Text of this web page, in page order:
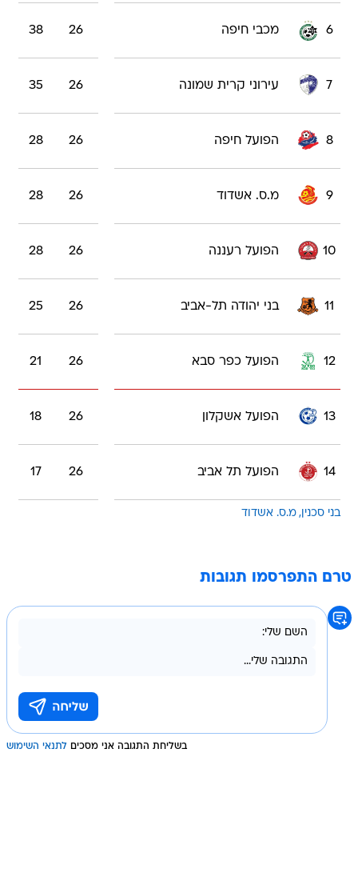
6 מכבי חיפה 26
38
7 עירוני קרית שמונה 26
35
8 הפועל חיפה 26
28
9 מ.ס. אשדוד 26
28
10 הפועל רעננה 26
28
11 בני יהודה תל-אביב 26
25
12 הפועל כפר סבא 26
21
13 הפועל אשקלון 26
18
14 הפועל תל אביב 26
17
בני סכנין מ.ס. אשדוד
טרם התפרסמו תגובות
בשליחת התגובה אני מסכים לתנאי השימוש